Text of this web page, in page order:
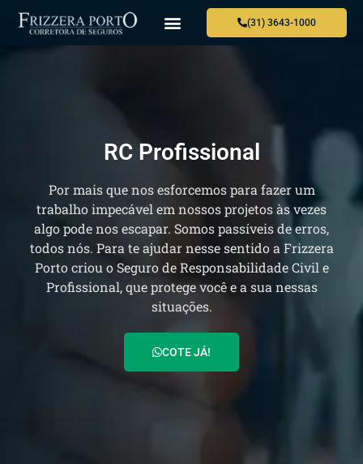
(31) 3643-1000
RC Profissional
Por mais que nos esforcemos para fazer um
trabalho impecável em nossos projetos às vezes
algo pode nos escapar. Somos passíveis de erros,
todos nós. Para te ajudar nesse sentido a Frizzera
Porto criou o Seguro de Responsabilidade Civil e
Profissional, que protege você e a sua nessas
situações.
COTE JÁ!